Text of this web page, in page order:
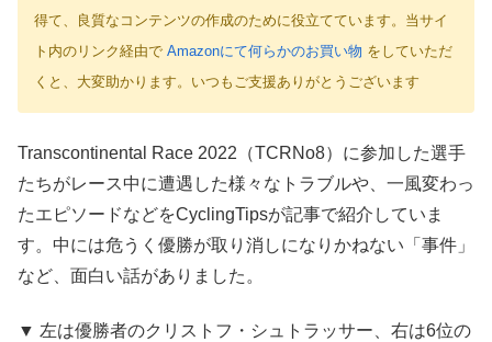
得て、良質なコンテンツの作成のために役立てています。当サイ
ト内のリンク経由で Amazonにて何らかのお買い物 をしていただ
くと、大変助かります。いつもご支援ありがとうございます
Transcontinental Race 2022（TCRNo8）に参加した選手
たちがレース中に遭遇した様々なトラブルや、一風変わっ
たエピソードなどをCyclingTipsが記事で紹介していま
す。中には危うく優勝が取り消しになりかねない「事件」
など、面白い話がありました。
▼ 左は優勝者のクリストフ・シュトラッサー、右は6位の